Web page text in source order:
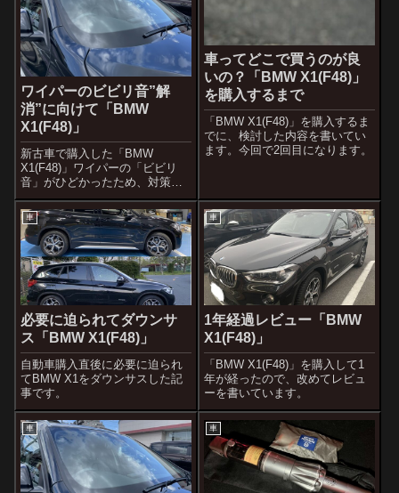
ワイパーのビビリ音”解
消”に向けて「BMW
X1(F48)」
新古車で購入した「BMW
X1(F48)」ワイパーの「ビビリ
音」がひどかったため、対策を
検討しています。
車ってどこで買うのが良
いの？「BMW X1(F48)」
を購入するまで
「BMW X1(F48)」を購入するま
でに、検討した内容を書いてい
ます。今回で2回目になります。
車
必要に迫られてダウンサ
ス「BMW X1(F48)」
自動車購入直後に必要に迫られ
てBMW X1をダウンサスした記
事です。
車
1年経過レビュー「BMW
X1(F48)」
「BMW X1(F48)」を購入して1
年が経ったので、改めてレビュ
ーを書いています。
車 車